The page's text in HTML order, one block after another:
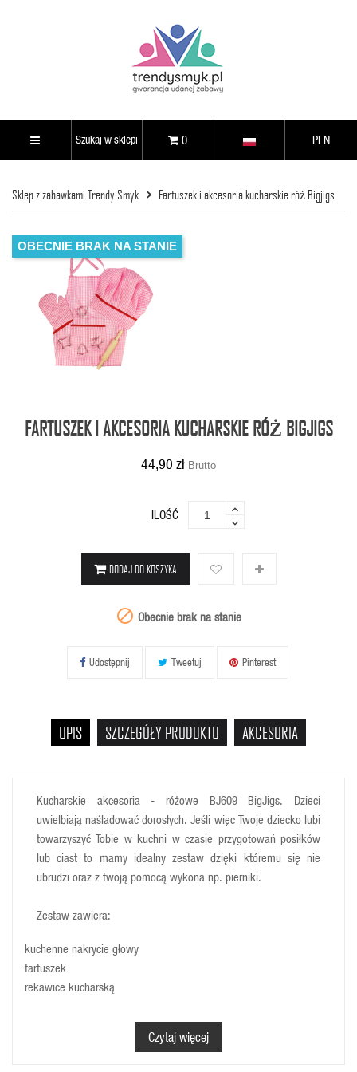
0 PLN
Sklep z zabawkami Trendy Smyk Fartuszek i akcesoria kucharskie róż Bigjigs
OBECNIE BRAK NA STANIE
FARTUSZEK I AKCESORIA KUCHARSKIE RÓŻ BIGJIGS
44,90 zł Brutto
ILOŚĆ
DODAJ DO KOSZYKA
 Obecnie brak na stanie
Udostępnij Tweetuj Pinterest
OPIS SZCZEGÓŁY PRODUKTU AKCESORIA
Kucharskie akcesoria - różowe BJ609 BigJigs. Dzieci
uwielbiają naśladować dorosłych. Jeśli więc Twoje dziecko lubi
towarzyszyć Tobie w kuchni w czasie przygotowań posiłków
lub ciast to mamy idealny zestaw dzięki któremu się nie
ubrudzi oraz z twoją pomocą wykona np. pierniki.
Zestaw zawiera:
kuchenne nakrycie głowy
fartuszek
rekawice kucharską
4 foremki do pierników (choinkę, motylka, gwiazdkę, dzwonek)
Czytaj więcej